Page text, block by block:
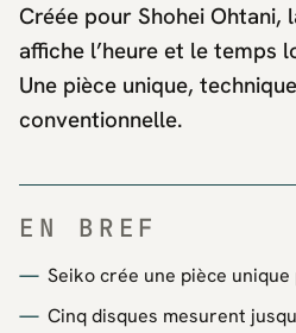
Créée pour Shohei Ohtani,
affiche l’heure et le temps
Une pièce unique,
conventionnelle.
EN BREF
Seiko crée une pièce
Cinq disques mesurent